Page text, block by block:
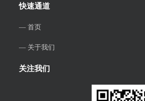
快速通道
— 首页
— 关于我们
关注我们